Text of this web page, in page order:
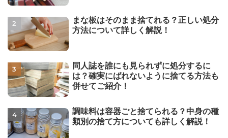
まな板はそのまま捨てれる？正しい処分
方法について詳しく解説！
同人誌を誰にも見られずに処分するに
は？確実にばれないように捨てる方法も
併せてご紹介！
調味料は容器ごと捨てられる？中身の種
類別の捨て方についても詳しく解説！